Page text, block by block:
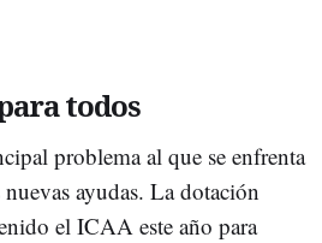
todos
problema al que se enfrenta
ayudas. La dotación
el ICAA este año para